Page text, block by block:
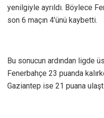
yenilgiyle ayrıldı. Böylece
son 6 maçın 4’ünü kaybetti.
Bu sonucun ardından ligde
Fenerbahçe 23 puanda
Gaziantep ise 21 puana